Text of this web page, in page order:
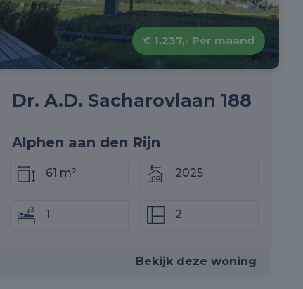
€ 1.237,- Per maand
Dr. A.D. Sacharovlaan 188
Alphen aan den Rijn
61 m² 2025
1 2
Bekijk deze woning